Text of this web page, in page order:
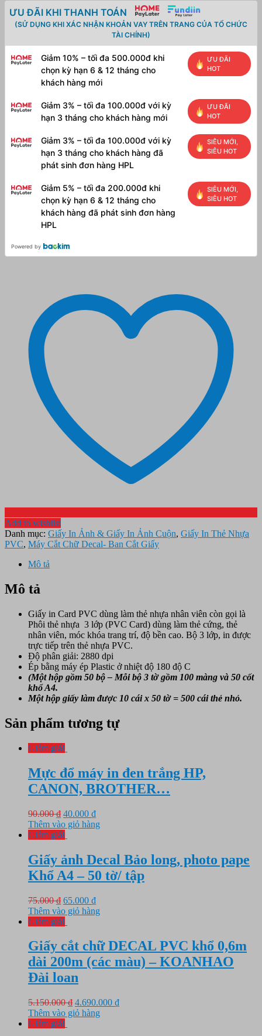
màng
Khổ
đẹp,
màng
làm!
ƯU ĐÃI KHI THANH TOÁN
(SỬ DỤNG KHI XÁC NHẬN KHOẢN VAY TRÊN TRANG CỦA TỔ CHỨC
TÀI CHÍNH)
Giảm 10% – tối đa 500.000đ khi
chọn kỳ hạn 6 & 12 tháng cho
khách hàng mới
ƯU ĐÃI
HOT
Giảm 3% – tối đa 100.000đ với kỳ
hạn 3 tháng cho khách hàng mới
ƯU ĐÃI
HOT
Giảm 3% – tối đa 100.000đ với kỳ
hạn 3 tháng cho khách hàng đã
phát sinh đơn hàng HPL
SIÊU MỚI,
SIÊU HOT
Giảm 5% – tối đa 200.000đ khi
chọn kỳ hạn 6 & 12 tháng cho
khách hàng đã phát sinh đơn hàng
HPL
SIÊU MỚI,
SIÊU HOT
Powered by
Add to wishlist
Danh mục: Giấy In Ảnh & Giấy In Ảnh Cuộn, Giấy In Thẻ Nhựa
PVC, Máy Cắt Chữ Decal- Ban Cắt Giấy
Mô tả
Mô tả
Giấy in Card PVC dùng làm thẻ nhựa nhân viên còn gọi là
Phôi thẻ nhựa 3 lớp (PVC Card) dùng làm thẻ cứng, thẻ
nhân viên, móc khóa trang trí, độ bền cao. Bộ 3 lớp, in được
trực tiếp trên thẻ nhựa PVC.
Độ phân giải: 2880 dpi
Ép bằng máy ép Plastic ở nhiệt độ 180 độ C
(Một hộp gồm 50 bộ – Mỗi bộ 3 tờ gồm 100 màng và 50 cốt
khổ A4.
Một hộp giấy làm được 10 cái x 50 tờ = 500 cái thẻ nhỏ.
Sản phẩm tương tự
Giảm giá!
Mực đổ máy in đen trắng HP,
CANON, BROTHER…
90.000₫ Giá
gốc
là:
40.000 ₫Giá
hiện
40.000 ₫.
Thêm vào giỏ hàng
Giảm giá!
Giấy ảnh Decal Bảo long, photo pape
Khổ A4 – 50 tờ/ tập
75.000₫ Giá
gốc
là:
65.000 ₫Giá
hiện
65.000 ₫.
Thêm vào giỏ hàng
Giảm giá!
Giấy cắt chữ DECAL PVC khổ 0,6m
dài 200m (các màu) – KOANHAO
Đài loan
5.150.000₫ Giá
gốc
4.690.000 ₫Giá
Thêm vào giỏ hàng
Giảm giá!